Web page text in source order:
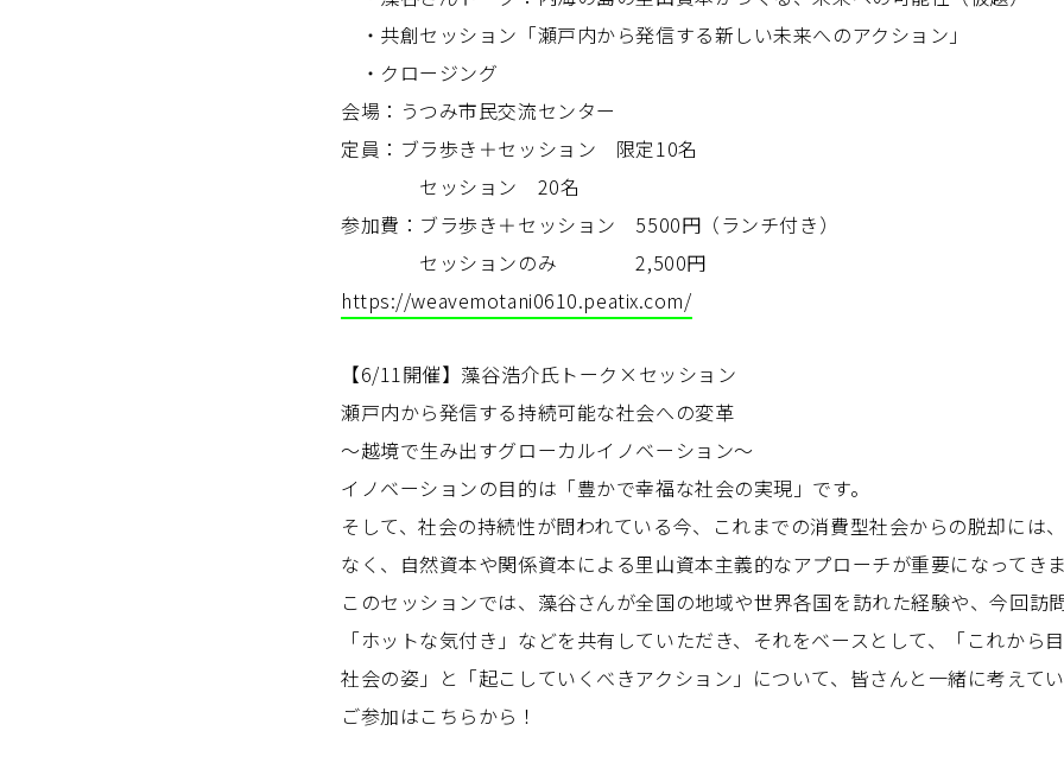
・共創セッション「瀬戸内から発信する新しい未来へのアクション」
・クロージング
会場：うつみ市民交流センター
定員：ブラ歩き＋セッション 限定10名
セッション 20名
参加費：ブラ歩き＋セッション 5500円（ランチ付き）
セッションのみ 2,500円
https://weavemotani0610.peatix.com/
【6/11開催】藻谷浩介氏トーク×セッション
瀬戸内から発信する持続可能な社会への変革
〜越境で生み出すグローカルイノベーション〜
イノベーションの目的は「豊かで幸福な社会の実現」です。
そして、社会の持続性が問われている今、これまでの消費型社会からの脱却には
なく、自然資本や関係資本による里山資本主義的なアプローチが重要になってき
このセッションでは、藻谷さんが全国の地域や世界各国を訪れた経験や、今回訪
「ホットな気付き」などを共有していただき、それをベースとして、「これから
社会の姿」と「起こしていくべきアクション」について、皆さんと一緒に考えて
ご参加はこちらから！